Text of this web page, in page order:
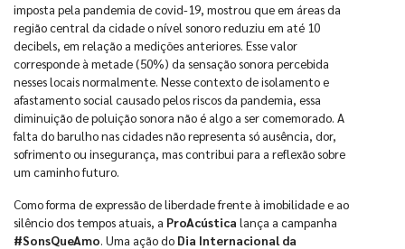
imposta pela pandemia de covid-19, mostrou que em áreas da
região central da cidade o nível sonoro reduziu em até 10
decibels, em relação a medições anteriores. Esse valor
corresponde à metade (50%) da sensação sonora percebida
nesses locais normalmente. Nesse contexto de isolamento e
afastamento social causado pelos riscos da pandemia, essa
diminuição de poluição sonora não é algo a ser comemorado. A
falta do barulho nas cidades não representa só ausência, dor,
sofrimento ou insegurança, mas contribui para a reflexão sobre
um caminho futuro.
Como forma de expressão de liberdade frente à imobilidade e ao
silêncio dos tempos atuais, a ProAcústica lança a campanha
#SonsQueAmo. Uma ação do Dia Internacional da